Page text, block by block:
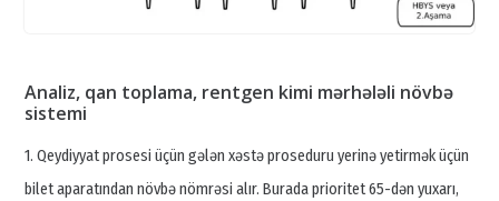
Analiz, qan toplama, rentgen kimi mərhələli növbə
sistemi
1. Qeydiyyat prosesi üçün gələn xəstə proseduru yerinə yetirmək üçün
bilet aparatından növbə nömrəsi alır. Burada prioritet 65-dən yuxarı,